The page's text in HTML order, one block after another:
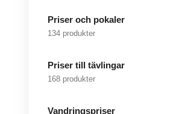
Priser och pokaler
134 produkter
Priser till tävlingar
168 produkter
Vandringspriser